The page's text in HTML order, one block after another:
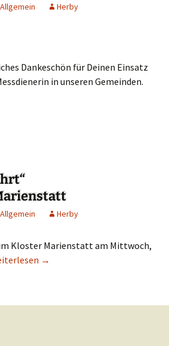
Allgemein Herby
Dankeschön für Deinen Einsatz
in unseren Gemeinden.
für Messdiener
Allgemein Herby
Kloster Marienstatt am Mittwoch,
Wallfahrt“ zum Kloster
→